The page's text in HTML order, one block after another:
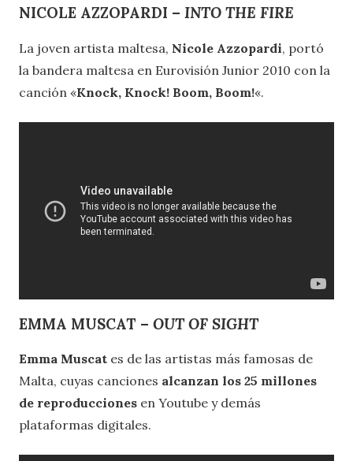
NICOLE AZZOPARDI – INTO THE FIRE
La joven artista maltesa, Nicole Azzopardi, portó
la bandera maltesa en Eurovisión Junior 2010 con la
canción «Knock, Knock! Boom, Boom!«.
EMMA MUSCAT – OUT OF SIGHT
Emma Muscat es de las artistas más famosas de
Malta, cuyas canciones alcanzan los 25 millones
de reproducciones en Youtube y demás
plataformas digitales.